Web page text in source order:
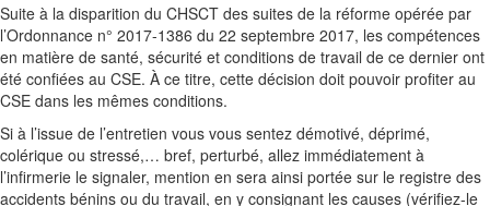
Suite à la disparition du CHSCT des suites de la réforme opérée par
l’Ordonnance n° 2017-1386 du 22 septembre 2017, les compétences
en matière de santé, sécurité et conditions de travail de ce dernier ont
été confiées au CSE. À ce titre, cette décision doit pouvoir profiter au
CSE dans les mêmes conditions.
Si à l’issue de l’entretien vous vous sentez démotivé, déprimé,
colérique ou stressé,… bref, perturbé, allez immédiatement à
l’infirmerie le signaler, mention en sera ainsi portée sur le registre des
accidents bénins ou du travail, en y consignant les causes (vérifiez-le